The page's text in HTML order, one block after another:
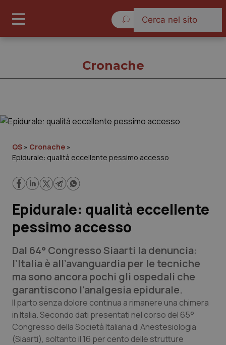
Cronache
Lavoro e Professioni
Scienza e Farmaci
Studi e Analisi
Lettere al direttore
Edizioni Regionali
Cronache
QS » Cronache »
Epidurale: qualità eccellente pessimo accesso
Epidurale: qualità eccellente
pessimo accesso
Dal 64° Congresso Siaarti la denuncia:
l’Italia è all’avanguardia per le tecniche
ma sono ancora pochi gli ospedali che
garantiscono l’analgesia epidurale.
Il parto senza dolore continua a rimanere una chimera
in Italia. Secondo dati presentati nel corso del 65°
Congresso della Società Italiana di Anestesiologia
(Siaarti), soltanto il 16 per cento delle strutture